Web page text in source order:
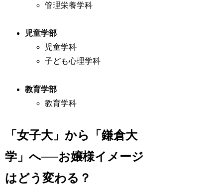
管理栄養学科
児童学部
児童学科
子ども心理学科
教育学部
教育学科
「女子大」から「鎌倉大
学」へ──お嬢様イメージ
はどう変わる？